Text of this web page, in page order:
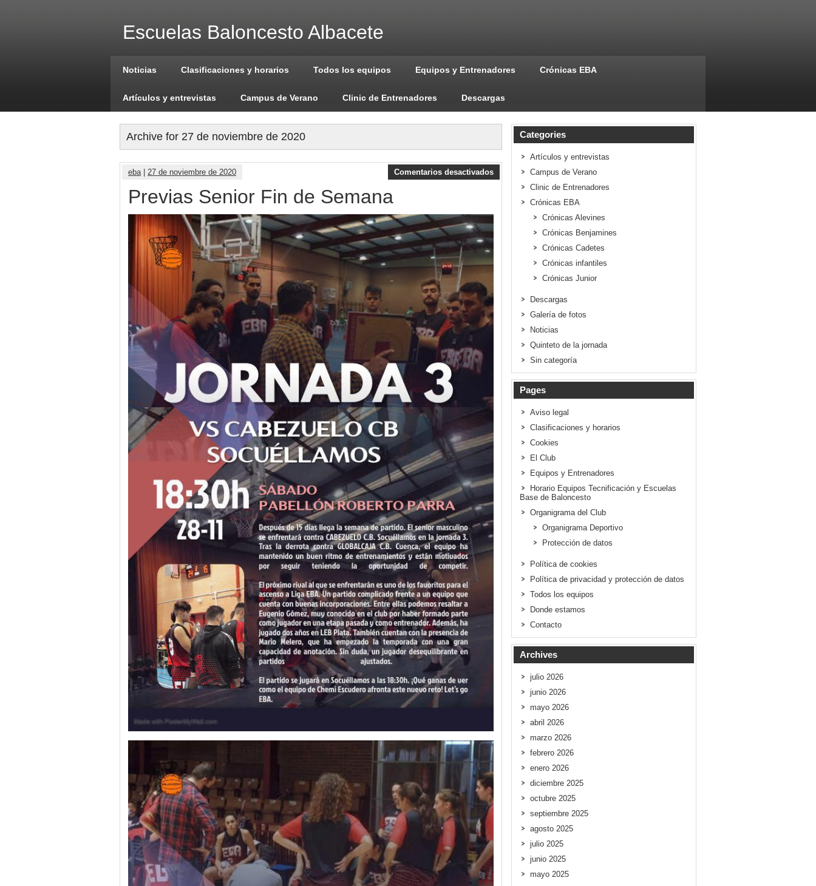
Escuelas Baloncesto Albacete
Noticias Clasificaciones y horarios Todos los equipos Equipos y Entrenadores Crónicas EBA
Artículos y entrevistas Campus de Verano Clinic de Entrenadores Descargas
Archive for 27 de noviembre de 2020
eba| 27 de noviembre de 2020 Comentarios desactivados
Previas Senior Fin de Semana
Categories
Artículos y entrevistas
Campus de Verano
Clinic de Entrenadores
Crónicas EBA
Crónicas Alevines
Crónicas Benjamines
Crónicas Cadetes
Crónicas infantiles
Crónicas Junior
Descargas
Galería de fotos
Noticias
Quinteto de la jornada
Sin categoría
Pages
Aviso legal
Clasificaciones y horarios
Cookies
El Club
Equipos y Entrenadores
Horario Equipos Tecnificación y Escuelas
Base de Baloncesto
Organigrama del Club
Organigrama Deportivo
Protección de datos
Política de cookies
Política de privacidad y protección de datos
Todos los equipos
Donde estamos
Contacto
Archives
julio 2026
junio 2026
mayo 2026
abril 2026
marzo 2026
febrero 2026
enero 2026
diciembre 2025
octubre 2025
septiembre 2025
agosto 2025
julio 2025
junio 2025
mayo 2025